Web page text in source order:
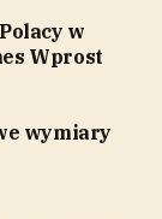
w
Wprost
wymiary